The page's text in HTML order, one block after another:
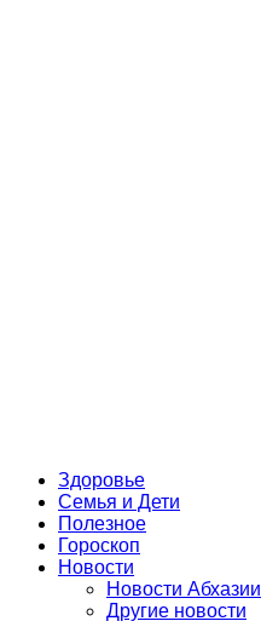
Здоровье
Семья и Дети
Полезное
Гороскоп
Новости
Новости Абхазии
Другие новости